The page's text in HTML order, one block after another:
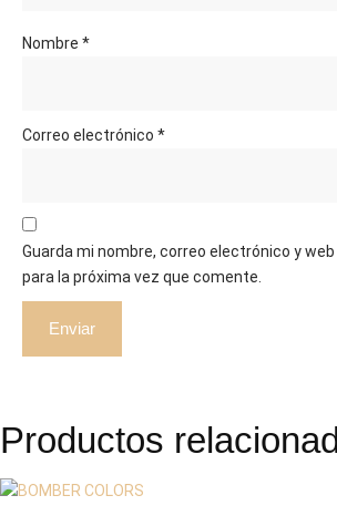
Nombre *
Correo electrónico *
Guarda mi nombre, correo electrónico y
para la próxima vez que comente.
Productos